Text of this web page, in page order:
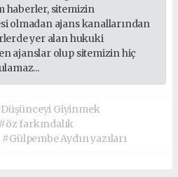
haberler, sitemizin
olmadan ajans kanallarından
yer alan hukuki
ajanslar olup sitemizin hiç
Giyinmek
#öz farkındalık
#Gülpembe Aydın yazıları